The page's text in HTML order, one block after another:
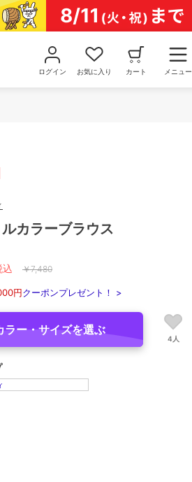
ログイン お気に入り カート メニュー
カラーブラウス
込 ￥7,480
円クーポンプレゼント！ >
ラー・サイズを選ぶ
4人